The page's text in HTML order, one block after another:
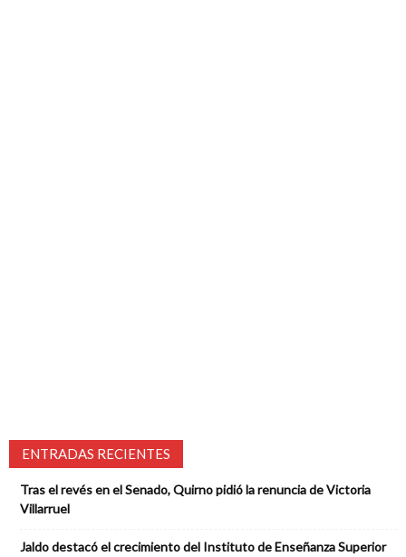
ENTRADAS RECIENTES
Tras el revés en el Senado, Quirno pidió la renuncia de Victoria
Villarruel
Jaldo destacó el crecimiento del Instituto de Enseñanza Superior